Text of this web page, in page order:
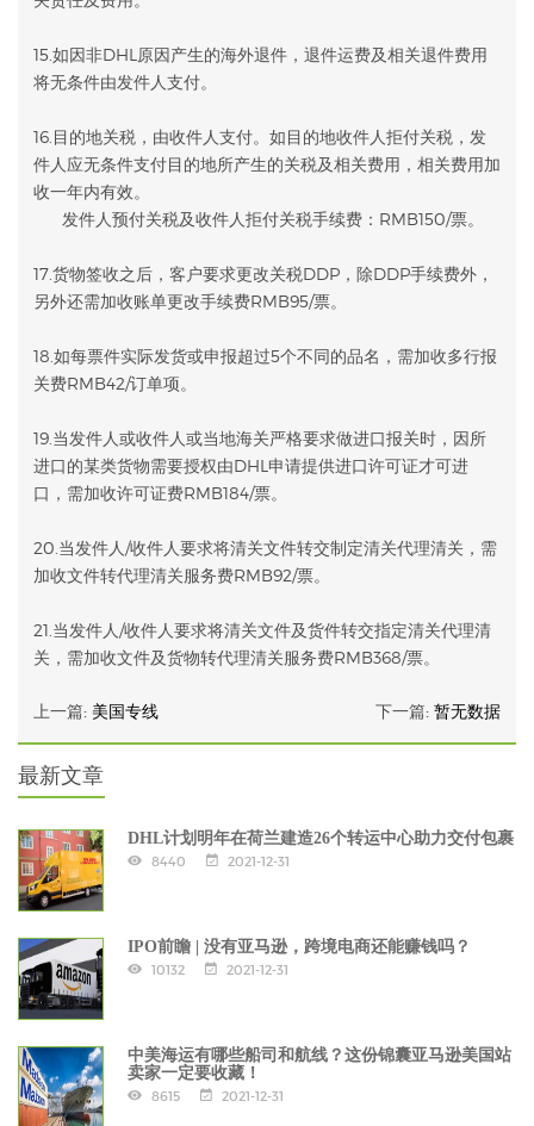
15.如因非DHL原因产生的海外退件，退件运费及相关退件费用
将无条件由发件人支付。
16.目的地关税，由收件人支付。如目的地收件人拒付关税，发
件人应无条件支付目的地所产生的关税及相关费用，相关费用加
收一年内有效。
发件人预付关税及收件人拒付关税手续费：RMB150/票。
17.货物签收之后，客户要求更改关税DDP，除DDP手续费外，
另外还需加收账单更改手续费RMB95/票。
18.如每票件实际发货或申报超过5个不同的品名，需加收多行报
关费RMB42/订单项。
19.当发件人或收件人或当地海关严格要求做进口报关时，因所
进口的某类货物需要授权由DHL申请提供进口许可证才可进
口，需加收许可证费RMB184/票。
20.当发件人/收件人要求将清关文件转交制定清关代理清关，需
加收文件转代理清关服务费RMB92/票。
21.当发件人/收件人要求将清关文件及货件转交指定清关代理清
关，需加收文件及货物转代理清关服务费RMB368/票。
上一篇: 美国专线 下一篇: 暂无数据
最新文章
DHL计划明年在荷兰建造26个转运中心助力交付包裹
8440 2021-12-31
IPO前瞻 | 没有亚马逊，跨境电商还能赚钱吗？
10132 2021-12-31
中美海运有哪些船司和航线？这份锦囊亚马逊美国站
卖家一定要收藏！
8615 2021-12-31